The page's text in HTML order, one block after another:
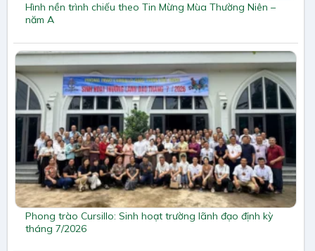
Hình nền trình chiếu theo Tin Mừng Mùa Thường Niên –
năm A
Phong trào Cursillo: Sinh hoạt trường lãnh đạo định kỳ
tháng 7/2026